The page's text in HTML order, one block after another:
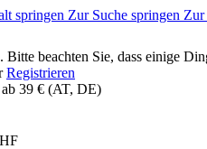
springen Zur Suche springen Zur
Bitte beachten Sie, dass einige
Registrieren
39 € (AT, DE)